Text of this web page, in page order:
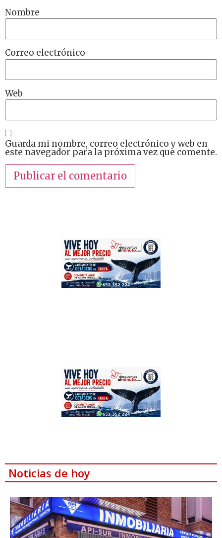
Nombre
Correo electrónico
Web
Guarda mi nombre, correo electrónico y web en
este navegador para la próxima vez que comente.
Noticias de hoy